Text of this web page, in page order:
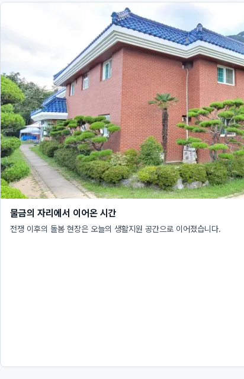
물금의 자리에서 이어온 시간
전쟁 이후의 돌봄 현장은 오늘의 생활지원 공간으로 이어졌습니다.